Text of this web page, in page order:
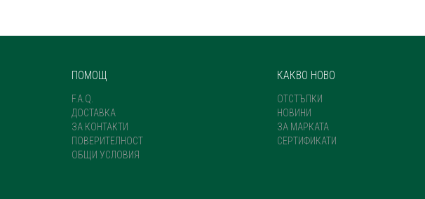
ПОМОЩ
F.A.Q.
ДОСТАВКА
ЗА КОНТАКТИ
ПОВЕРИТЕЛНОСТ
ОБЩИ УСЛОВИЯ
КАКВО НОВО
ОТСТЪПКИ
НОВИНИ
ЗА МАРКАТА
СЕРТИФИКАТИ